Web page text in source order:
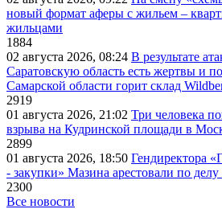
новый формат аферы с жильем –
жильцами
1884
02 августа 2026, 08:24 В результате
Саратовскую область есть жертвы и
Самарской области горит склад
2919
01 августа 2026, 21:02 Три человека
взрыва на Кудринской площади в
2899
01 августа 2026, 18:50 Гендиректора
- закупки» Мазина арестовали по делу
2300
Все новости